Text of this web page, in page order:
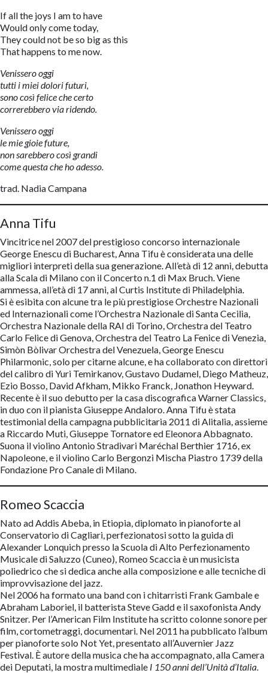
If all the joys I am to have
Would only come today,
They could not be so big as this
That happens to me now.
Venissero oggi
tutti i miei dolori futuri,
sono così felice che certo
correrebbero via ridendo.
Venissero oggi
le mie gioie future,
non sarebbero così grandi
come questa che ho adesso.
trad. Nadia Campana
Anna Tifu
Vincitrice nel 2007 del prestigioso concorso internazionale
George Enescu di Bucharest, Anna Tifu è considerata una delle
migliori interpreti della sua generazione. All’età di 12 anni, debutta
alla Scala di Milano con il Concerto n.1 di Max Bruch. Viene
ammessa, all’età di 17 anni, al Curtis Institute di Philadelphia.
Si è esibita con alcune tra le più prestigiose Orchestre Nazionali
ed Internazionali come l’Orchestra Nazionale di Santa Cecilia,
Orchestra Nazionale della RAI di Torino, Orchestra del Teatro
Carlo Felice di Genova, Orchestra del Teatro La Fenice di Venezia,
Simòn Bòlivar Orchestra del Venezuela, George Enescu
Philarmonic, solo per citarne alcune, e ha collaborato con direttori
del calibro di Yuri Temirkanov, Gustavo Dudamel, Diego Matheuz,
Ezio Bosso, David Afkham, Mikko Franck, Jonathon Heyward.
Recente è il suo debutto per la casa discografica Warner Classics,
in duo con il pianista Giuseppe Andaloro. Anna Tifu è stata
testimonial della campagna pubblicitaria 2011 di Alitalia, assieme
a Riccardo Muti, Giuseppe Tornatore ed Eleonora Abbagnato.
Suona il violino Antonio Stradivari Maréchal Berthier 1716, ex
Napoleone, e il violino Carlo Bergonzi Mischa Piastro 1739 della
Fondazione Pro Canale di Milano.
Romeo Scaccia
Nato ad Addis Abeba, in Etiopia, diplomato in pianoforte al
Conservatorio di Cagliari, perfezionatosi sotto la guida di
Alexander Lonquich presso la Scuola di Alto Perfezionamento
Musicale di Saluzzo (Cuneo), Romeo Scaccia è un musicista
poliedrico che si dedica anche alla composizione e alle tecniche di
improvvisazione del jazz.
Nel 2006 ha formato una band con i chitarristi Frank Gambale e
Abraham Laboriel, il batterista Steve Gadd e il saxofonista Andy
Snitzer. Per l’American Film Institute ha scritto colonne sonore per
film, cortometraggi, documentari. Nel 2011 ha pubblicato l’album
per pianoforte solo Not Yet, presentato all’Auvernier Jazz
Festival. È autore della musica che ha accompagnato, alla Camera
dei Deputati, la mostra multimediale I 150 anni dell’Unità d’Italia.